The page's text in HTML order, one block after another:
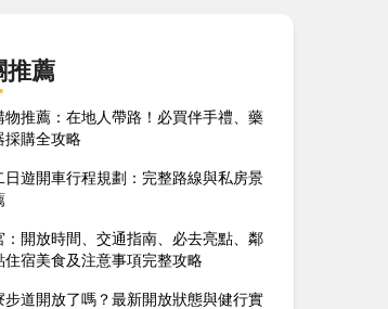
推薦
物推薦：在地人帶路！必買伴手禮、藥
採購全攻略
日遊開車行程規劃：完整路線與私房景
：開放時間、交通指南、必去亮點、鄰
住宿美食及注意事項完整攻略
步道開放了嗎？最新開放狀態與健行實